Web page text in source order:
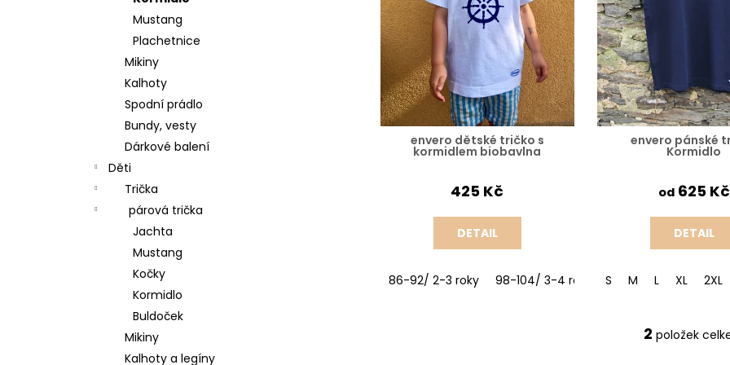
Mustang
Plachetnice
Mikiny
Kalhoty
Spodní prádlo
Bundy, vesty
Dárkové balení
Děti
Trička
párová trička
Jachta
Mustang
Kočky
Kormidlo
Buldoček
Mikiny
Kalhoty a legíny
u
k
t
ů
o
d
u
k
t
ů
envero dětské tričko s
kormidlem biobavlna
425 Kč
DETAIL
86-92/ 2-3 roky 98-104/ 3-4 roky 110-116/ 5-6 let
envero pánské
Kormidlo
od625 Kč
DETAIL
S M L XL 2XL
O
2 položek
BAVLNA
185 Kč
DLOUHÁ VÍCE ODSTÍNŮ
899 Kč
TULIPÁNY
STOLOVÁNÍ
100 Kč